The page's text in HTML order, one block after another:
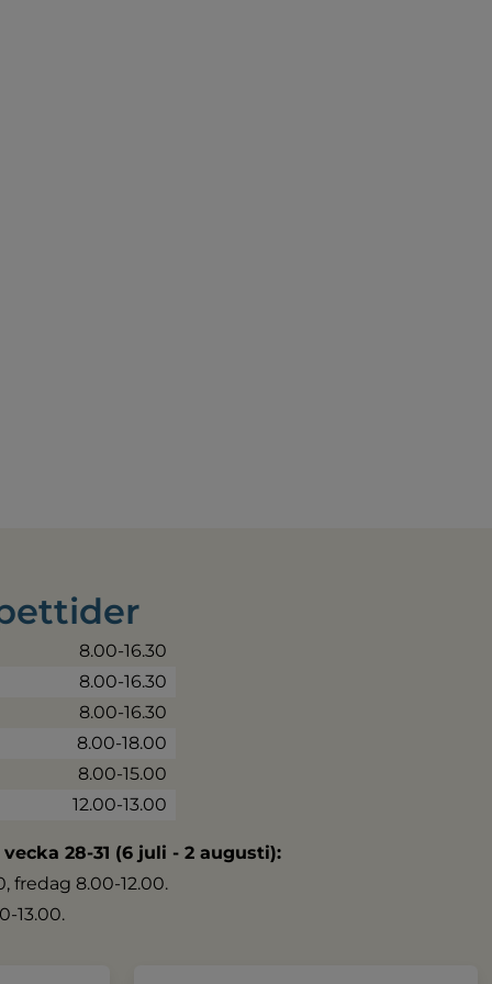
8.00-16.30
8.00-16.30
8.00-16.30
8.00-18.00
8.00-15.00
12.00-13.00
28-31 (6 juli - 2 augusti):
fredag 8.00-12.00.
13.00.